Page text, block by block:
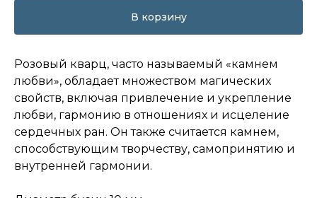
В корзину
Розовый кварц, часто называемый «камнем
любви», обладает множеством магических
свойств, включая привлечение и укрепление
любви, гармонию в отношениях и исцеление
сердечных ран. Он также считается камнем,
способствующим творчеству, самопринятию и
внутренней гармонии.